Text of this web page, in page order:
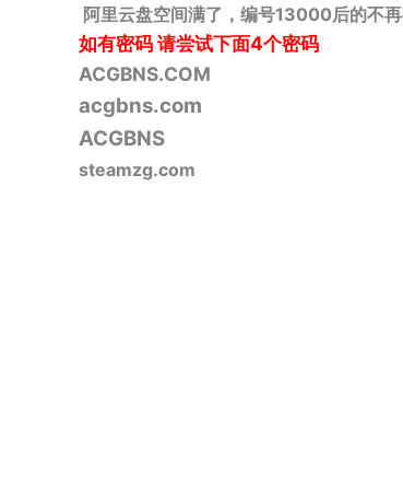
阿里云盘空间满了，编号13000后的不
如有密码请尝试下面4个密码
ACGBNS.COM
acgbns.com
ACGBNS
steamzg.com